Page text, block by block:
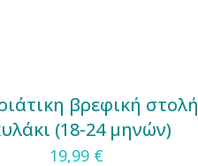
βρεφική στολή
(18-24 μηνών)
19,99 €